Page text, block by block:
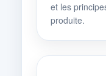
et les
produite.